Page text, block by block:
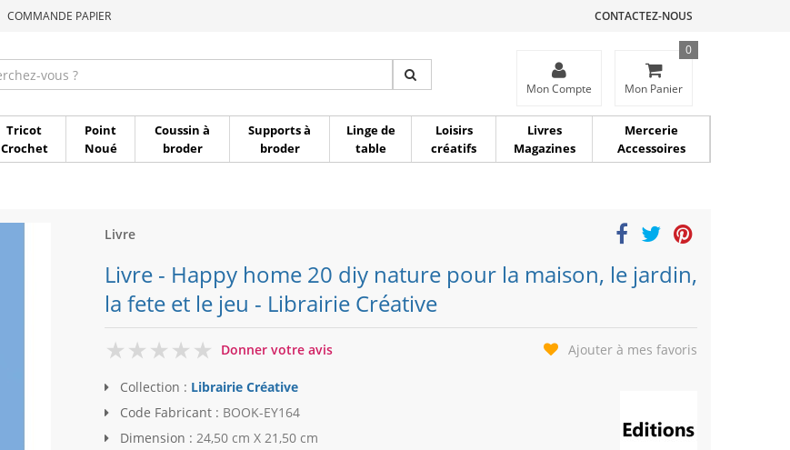
COMMANDE PAPIER CONTACTEZ-NOUS
Mon Compte Mon Panier
0
Tricot
Crochet
Point
Noué
Coussin à
broder
Supports à
broder
Linge de
table
Loisirs
créatifs
Livres
Magazines
Mercerie
Accessoires
Livre
Livre - Happy home 20 diy nature pour la maison, le jardin,
la fete et le jeu - Librairie Créative
0
Donner votre avis Ajouter à mes favoris
Collection : Librairie Créative
Code Fabricant : BOOK-EY164
Dimension : 24,50 cm X 21,50 cm